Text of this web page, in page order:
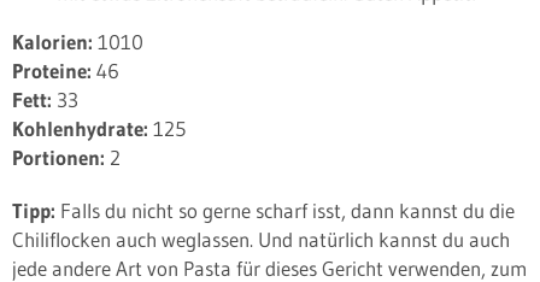
Kalorien: 1010
Proteine: 46
Fett: 33
Kohlenhydrate: 125
Portionen: 2
Tipp: Falls du nicht so gerne scharf isst, dann kannst du die
Chiliflocken auch weglassen. Und natürlich kannst du auch
jede andere Art von Pasta für dieses Gericht verwenden, zum